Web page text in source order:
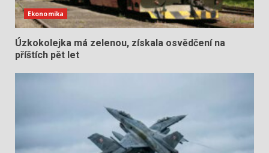
Ekonomika
Úzkokolejka má zelenou, získala osvědčení na
příštích pět let